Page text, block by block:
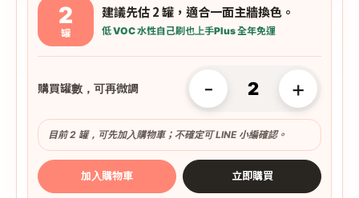
2
罐
建議先估 2 罐，適合一面主牆換色。
低 VOC 水性自己刷也上手Plus 全年免運
購買罐數，可再微調 - +
目前 2 罐，可先加入購物車；不確定可 LINE 小編確認。
加入購物車 立即購買